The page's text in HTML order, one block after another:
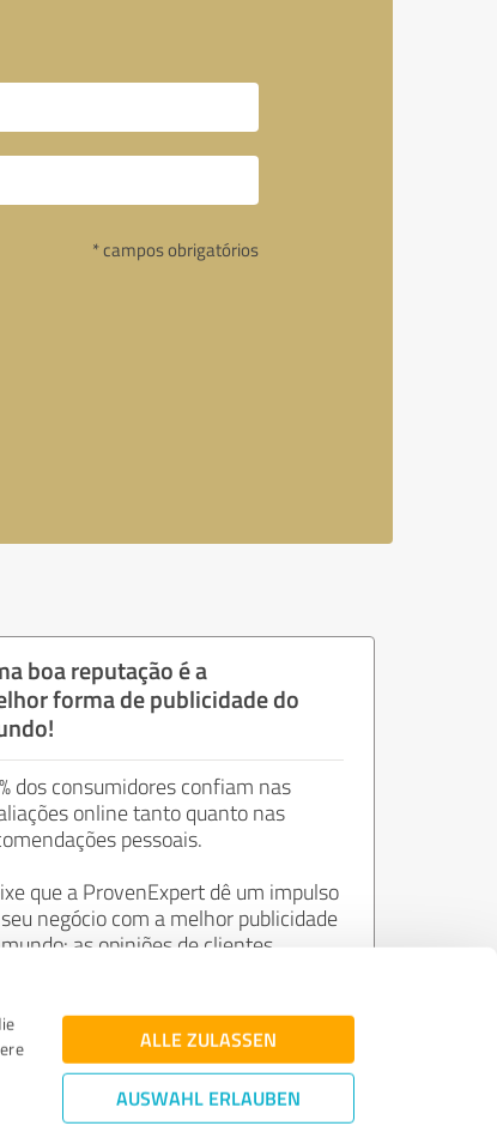
ALLE ZULASSEN
AUSWAHL ERLAUBEN
* campos obrigatórios
boa reputação é a
forma de publicidade do
dos consumidores confiam nas
online tanto quanto nas
pessoais.
que a ProvenExpert dê um impulso
negócio com a melhor publicidade
as opiniões de clientes
Adira agora gratuitamente!